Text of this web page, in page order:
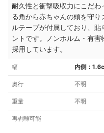
耐久性と衝撃吸収力にこだ
る角から赤ちゃんの頭を守
ルテープが付属しており、
ントです。ノンホルム・有
採用しています。
幅 内側：
奥行 不明
重量 不明
再剥離可能